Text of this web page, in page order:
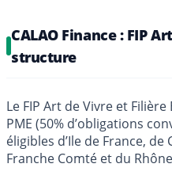
CALAO Finance : FIP
structure
Le FIP Art de Vivre et
PME (50% d’obligations
éligibles d’Ile de France,
Franche Comté et du